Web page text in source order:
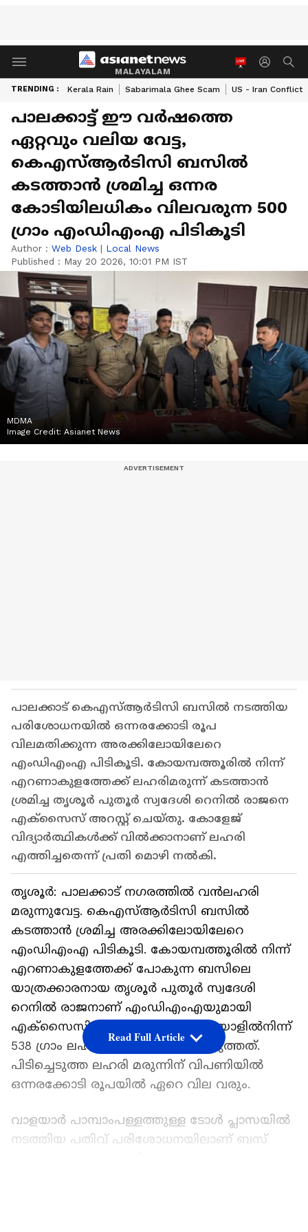
MALAYALAM
TRENDING : Kerala Rain Sabarimala Ghee Scam US - Iran Conflict
പാലക്കാട്ട് ഈ വര്‍ഷത്തെ
ഏറ്റവും വലിയ വേട്ട,
കെഎസ്ആര്‍ടിസി ബസില്‍
കടത്താന്‍ ശ്രമിച്ച ഒന്നര
കോടിയിലധികം വിലവരുന്ന 500
ഗ്രാം എംഡിഎംഎ പിടികൂടി
Author : Web Desk | Local News
Published : May 20 2026, 10:01 PM IST
MDMA
Image Credit: Asianet News
പാലക്കാട് കെഎസ്ആര്‍ടിസി ബസില്‍ നടത്തിയ
പരിശോധനയില്‍ ഒന്നരക്കോടി രൂപ
വിലമതിക്കുന്ന അരക്കിലോയിലേറെ
എംഡിഎംഎ പിടികൂടി. കോയമ്പത്തൂരില്‍ നിന്ന്
എറണാകുളത്തേക്ക് ലഹരിമരുന്ന് കടത്താന്‍
ശ്രമിച്ച തൃശൂര്‍ പുതൂര്‍ സ്വദേശി റെനില്‍ രാജനെ
എക്‌സൈസ് അറസ്റ്റ് ചെയ്തു. കോളേജ്
വിദ്യാര്‍ത്ഥികള്‍ക്ക് വില്‍ക്കാനാണ് ലഹരി
എത്തിച്ചതെന്ന് പ്രതി മൊഴി നല്‍കി.
തൃശൂര്‍: പാലക്കാട് നഗരത്തില്‍ വന്‍ലഹരി
മരുന്നുവേട്ട. കെഎസ്ആര്‍ടിസി ബസില്‍
കടത്താന്‍ ശ്രമിച്ച അരക്കിലോയിലേറെ
എംഡിഎംഎ പിടികൂടി. കോയമ്പത്തൂരില്‍ നിന്ന്
എറണാകുളത്തേക്ക് പോകുന്ന ബസിലെ
യാത്രക്കാരനായ തൃശൂര്‍ പുതൂര്‍ സ്വദേശി
റെനില്‍ രാജനാണ് എംഡിഎംഎയുമായി
എക്‌സൈസിന്റെ പിടിയിലായത്. ഇയാളില്‍നിന്ന്
538 ഗ്രാം ലഹരി മരുന്നാണ് കണ്ടെടുത്തത്.
പിടിച്ചെടുത്ത ലഹരി മരുന്നിന് വിപണിയില്‍
ഒന്നരക്കോടി രൂപയില്‍ ഏറെ വില വരും.
വാളയാര്‍ പാമ്പാംപള്ളത്തുള്ള ടോള്‍ പ്ലാസയില്‍
നടത്തിയ പതിവ് പരിശോധനയിലാണ് ബസ്
Read Full Article